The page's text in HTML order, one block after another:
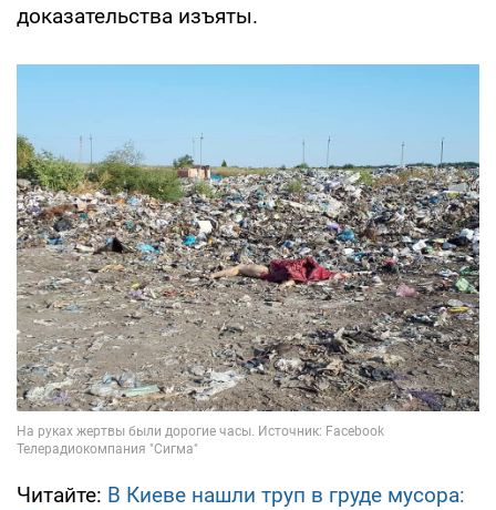
доказательства изъяты.
Читайте: В Киеве нашли труп в груде мусора: